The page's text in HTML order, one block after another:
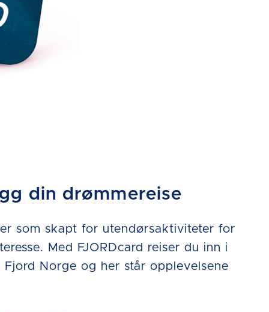
din drømmereise
som skapt for utendørsaktiviteter for
Med FJORDcard reiser du inn i
Fjord Norge og her står opplevelsene